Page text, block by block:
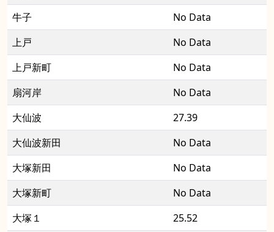
牛子
No Data
上戸
No Data
上戸新町
No Data
扇河岸
No Data
大仙波
27.39
大仙波新田
No Data
大塚新田
No Data
大塚新町
No Data
大塚１
25.52